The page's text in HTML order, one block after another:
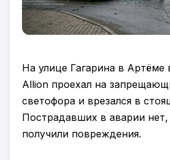
На улице Гагарина в Артёме
Allion проехал на
светофора и врезался в
Пострадавших в аварии
получили повреждения.